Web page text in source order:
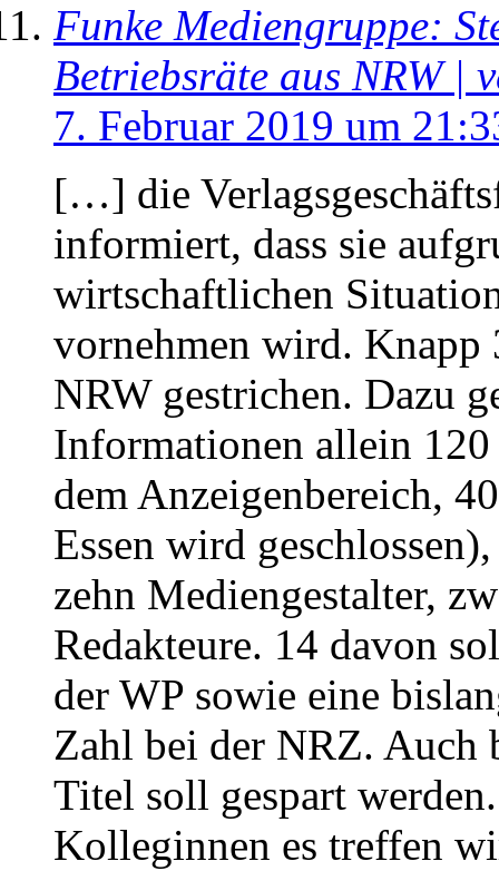
Funke Mediengruppe:
Betriebsräte aus NRW |
7. Februar 2019 um
[…] die
informiert, dass sie
wirtschaftlichen
vornehmen wird. Knapp
NRW gestrichen. Dazu
Informationen allein
dem Anzeigenbereich,
Essen wird
zehn Mediengestalter,
Redakteure. 14 davon
der WP sowie eine
Zahl bei der NRZ. Auch
Titel soll gespart
Kolleginnen es treffen